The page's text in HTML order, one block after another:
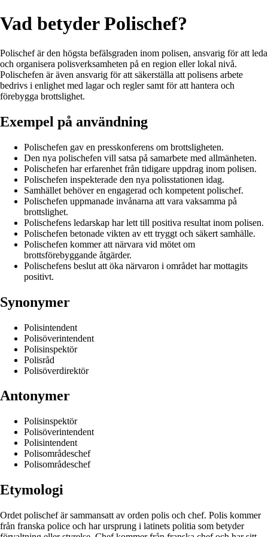
Vad betyder Polischef?
Polischef är den högsta befälsgraden inom polisen, ansvarig för att leda
och organisera polisverksamheten på en region eller lokal nivå.
Polischefen är även ansvarig för att säkerställa att polisens arbete
bedrivs i enlighet med lagar och regler samt för att hantera och
förebygga brottslighet.
Exempel på användning
Polischefen gav en presskonferens om brottsligheten.
Den nya polischefen vill satsa på samarbete med allmänheten.
Polischefen har erfarenhet från tidigare uppdrag inom polisen.
Polischefen inspekterade den nya polisstationen idag.
Samhället behöver en engagerad och kompetent polischef.
Polischefen uppmanade invånarna att vara vaksamma på
brottslighet.
Polischefens ledarskap har lett till positiva resultat inom polisen.
Polischefen betonade vikten av ett tryggt och säkert samhälle.
Polischefen kommer att närvara vid mötet om
brottsförebyggande åtgärder.
Polischefens beslut att öka närvaron i området har mottagits
positivt.
Synonymer
Polisintendent
Polisöverintendent
Polisinspektör
Polisråd
Polisöverdirektör
Antonymer
Polisinspektör
Polisöverintendent
Polisintendent
Polisområdeschef
Polisområdeschef
Etymologi
Ordet polischef är sammansatt av orden polis och chef. Polis kommer
från franska police och har ursprung i latinets politia som betyder